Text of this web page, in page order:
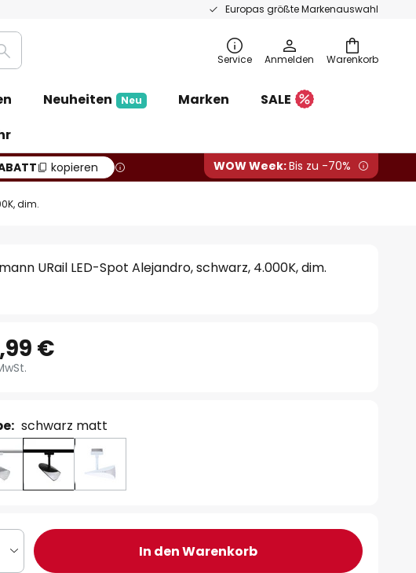
Europas größte Markenauswahl
Warenkorb
Suche Service Anmelden
Neuheiten Neu Marken
SALE
kopieren WOW Week:Bis zu -70%
dim.
URail LED-Spot Alejandro, schwarz, 4.000K, dim.
€
schwarz matt
In den Warenkorb